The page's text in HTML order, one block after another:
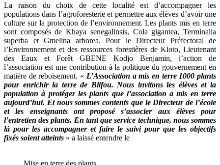
La raison du choix de cette localité est d’accompagner les
populations dans l’agroforesterie et permettre aux élèves d’avoir une
culture sur la protection de l’environnement. Les plants mis en terre
sont composés de Khaya senegalinsis, Cola gigantea, Terminalia
superba et Gmelina arborea. Pour le Directeur Préfectoral de
l’Environnement et des ressources forestières de Kloto, Lieutenant
des Eaux et Forêt GBENE Kodjo Benjamin, l’action de
l’association est une contribution à la politique du gouvernement en
matière de reboisement. « L’Association a mis en terre 1000 plants
pour enrichir la terre de Blifou. Nous invitons les élèves et la
population à protéger les plants que l’association a mis en terre
aujourd’hui. Et nous sommes contents que le Directeur de l’école
et les enseignants ont proposé s’associer aux élèves pour
l’entretien des plants. En tant que service technique, nous sommes
là pour les accompagner et faire le suivi pour que les objectifs
fixés soient atteints » a laissé entendre le
Mise en terre des plants